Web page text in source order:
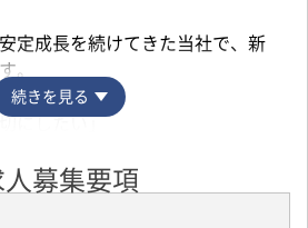
定成長を続けてきた当社で、新
。
にしたい」
。
続きを見る
募集要項